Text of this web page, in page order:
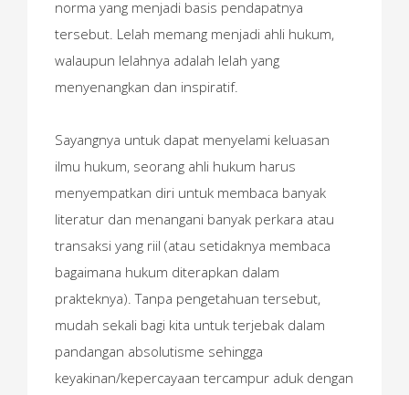
norma yang menjadi basis pendapatnya
tersebut. Lelah memang menjadi ahli hukum,
walaupun lelahnya adalah lelah yang
menyenangkan dan inspiratif.
Sayangnya untuk dapat menyelami keluasan
ilmu hukum, seorang ahli hukum harus
menyempatkan diri untuk membaca banyak
literatur dan menangani banyak perkara atau
transaksi yang riil (atau setidaknya membaca
bagaimana hukum diterapkan dalam
prakteknya). Tanpa pengetahuan tersebut,
mudah sekali bagi kita untuk terjebak dalam
pandangan absolutisme sehingga
keyakinan/kepercayaan tercampur aduk dengan